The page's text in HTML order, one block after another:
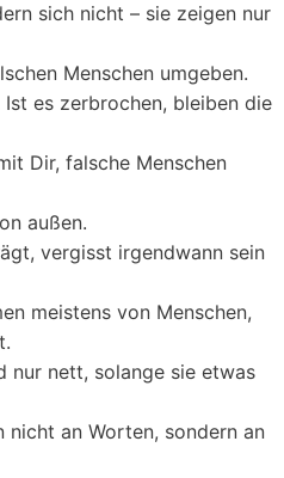
sich nicht – sie zeigen nur
Menschen umgeben.
es zerbrochen, bleiben die
Dir, falsche Menschen
außen.
vergisst irgendwann sein
meistens von Menschen,
nur nett, solange sie etwas
nicht an Worten, sondern an